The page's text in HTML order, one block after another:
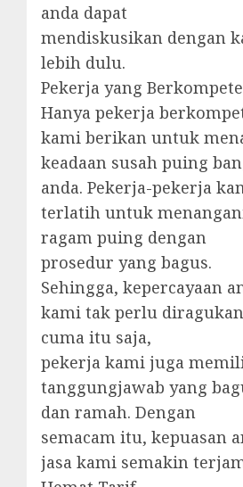
anda dapat
mendiskusikan dengan
lebih dulu.
Pekerja yang
Hanya pekerja
kami berikan untuk
keadaan susah puing
anda. Pekerja-pekerja
terlatih untuk
ragam puing dengan
prosedur yang bagus.
Sehingga, kepercayaan
kami tak perlu
cuma itu saja,
pekerja kami juga
tanggungjawab yang
dan ramah. Dengan
semacam itu, kepuasan
jasa kami semakin